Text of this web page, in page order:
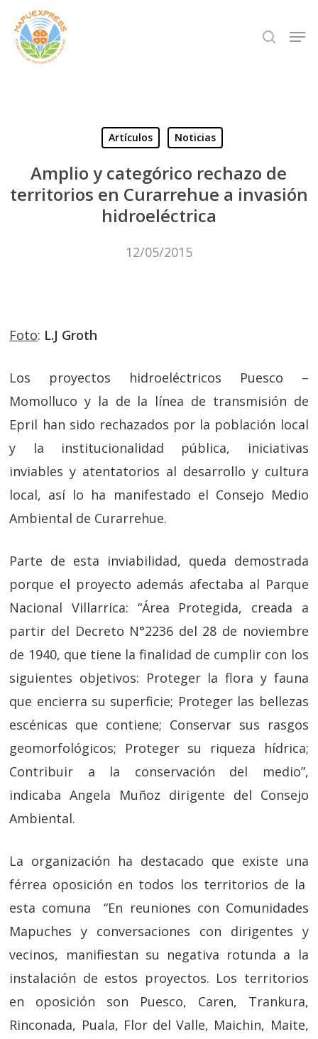
Skip
main
search
Artículos Noticias
Amplio y categórico rechazo de
territorios en Curarrehue a invasión
hidroeléctrica
12/05/2015
Foto: L.J Groth
Los proyectos hidroeléctricos Puesco –
Momolluco y la de la línea de transmisión de
Epril han sido rechazados por la población local
y la institucionalidad pública, iniciativas
inviables y atentatorios al desarrollo y cultura
local, así lo ha manifestado el Consejo Medio
Ambiental de Curarrehue.
Parte de esta inviabilidad, queda demostrada
porque el proyecto además afectaba al Parque
Nacional Villarrica: “Área Protegida, creada a
partir del Decreto N°2236 del 28 de noviembre
de 1940, que tiene la finalidad de cumplir con los
siguientes objetivos: Proteger la flora y fauna
que encierra su superficie; Proteger las bellezas
escénicas que contiene; Conservar sus rasgos
geomorfológicos; Proteger su riqueza hídrica;
Contribuir a la conservación del medio”,
indicaba Angela Muñoz dirigente del Consejo
Ambiental.
La organización ha destacado que existe una
férrea oposición en todos los territorios de la
esta comuna “En reuniones con Comunidades
Mapuches y conversaciones con dirigentes y
vecinos, manifiestan su negativa rotunda a la
instalación de estos proyectos. Los territorios
en oposición son Puesco, Caren, Trankura,
Rinconada, Puala, Flor del Valle, Maichin, Maite,
Close